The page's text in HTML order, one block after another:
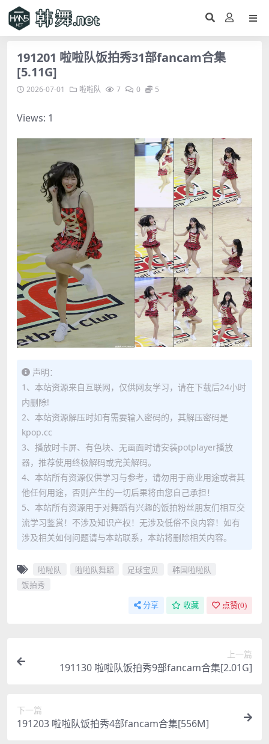
191201 啦啦队饭拍秀31部fancam合集
[5.11G]
2026-07-01 啦啦队 7 0 5
Views: 1
声明：
1、本站资源来自互联网，仅供网友学习，请在下载后24小时
内删除!
2、本站资源解压时如有需要输入密码的，其解压密码是
kpop.cc
3、播放时卡屏、有色块、无画面时请安装potplayer播放
器，推荐使用终极解码或完美解码。
4、本站所有资源仅供学习与参考，请勿用于商业用途或者其
他任何用途，否则产生的一切后果将由您自己承担！
5、本站所有资源用于对舞蹈有兴趣的饭拍粉丝朋友们相互交
流学习鉴赏！不涉及知识产权！无涉及低俗不良内容！如有
涉及相关如何问题请与本站联系，本站将删除相关内容。
啦啦队 啦啦队舞蹈 足球宝贝
韩国啦啦队
饭拍秀
分享 收藏 点赞(0)
上一篇
191130 啦啦队饭拍秀9部fancam合集[2.01G]
下一篇
191203 啦啦队饭拍秀4部fancam合集[556M]